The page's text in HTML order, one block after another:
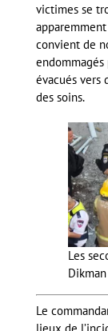
victimes se
convient de
évacués vers
des soins.
Les
Dikman
Le
lieux de